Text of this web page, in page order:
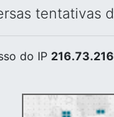
tentativas
do IP